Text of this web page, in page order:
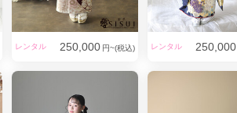
レンタル 250,000 円~(税込) レンタル 250,000